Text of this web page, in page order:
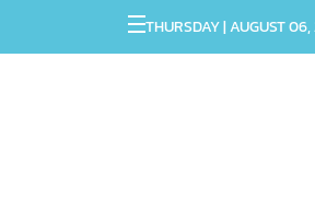
THURSDAY | AUGUST